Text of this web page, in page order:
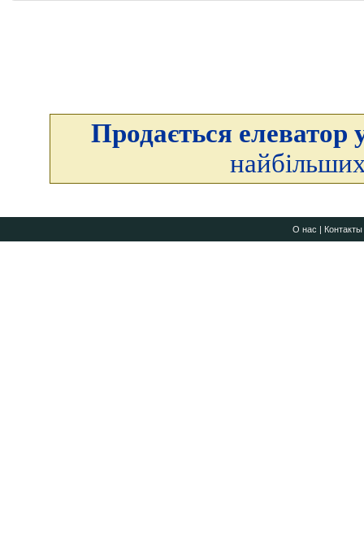
Продається елеватор
О нас | Контакты